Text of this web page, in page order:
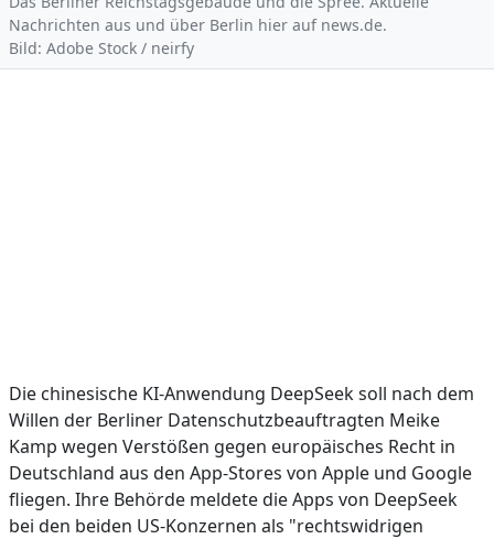
Nachrichten aus und über Berlin hier auf news.de.
Bild: Adobe Stock / neirfy
Die chinesische KI-Anwendung DeepSeek soll nach dem
Willen der Berliner Datenschutzbeauftragten Meike
Kamp wegen Verstößen gegen europäisches Recht in
Deutschland aus den App-Stores von Apple und Google
fliegen. Ihre Behörde meldete die Apps von DeepSeek
bei den beiden US-Konzernen als "rechtswidrigen